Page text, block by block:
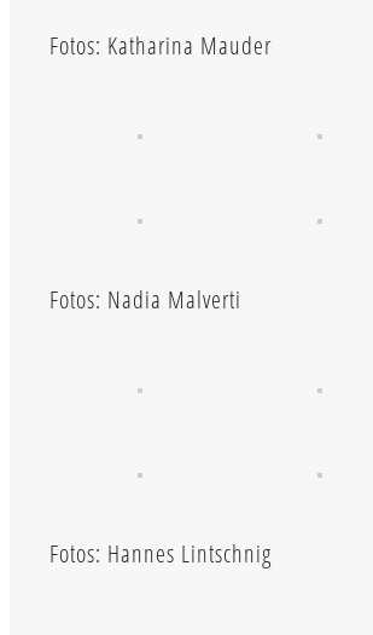
Fotos: Katharina Mauder
Fotos: Nadia Malverti
Fotos: Hannes Lintschnig